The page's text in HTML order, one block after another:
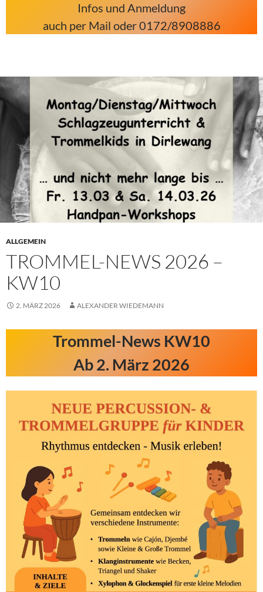
Infos und Anmeldung
auch per Mail oder 0172/8908886
ALLGEMEIN
TROMMEL-NEWS 2026 –
KW10
2. MÄRZ 2026 ALEXANDER WIEDEMANN
Trommel-News KW10
Ab 2. März 2026